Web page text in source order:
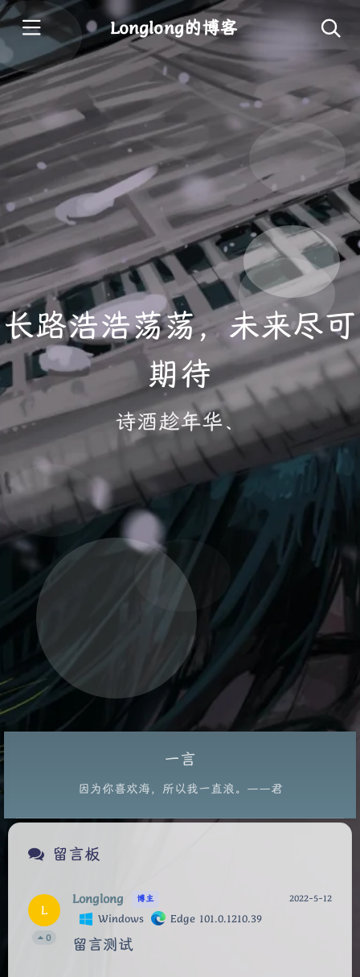
Longlong的博客
长路浩浩荡荡，未来尽可
期待
诗酒趁年华、
一言
因为你喜欢海，所以我一直浪。——君
L
0
Longlong 博主
Windows Edge 101.0.1210.39
2022-5-12
留言测试